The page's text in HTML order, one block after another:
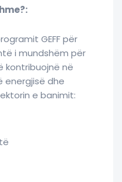
GEFF për
i mundshëm për
në
energjisë dhe
e banimit: